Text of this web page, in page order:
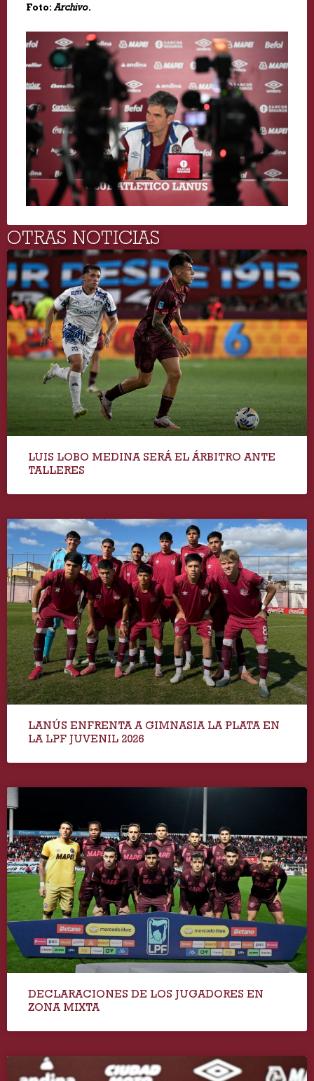
Foto:Archivo.
OTRAS NOTICIAS
LUIS LOBO MEDINA SERÁ EL ÁRBITRO ANTE
TALLERES
LANÚS ENFRENTA A GIMNASIA LA PLATA EN
LA LPF JUVENIL 2026
DECLARACIONES DE LOS JUGADORES EN
ZONA MIXTA